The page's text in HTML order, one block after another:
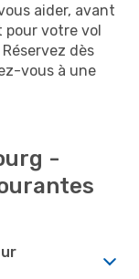
aider, avant
pour votre vol
dès
vous à une
-